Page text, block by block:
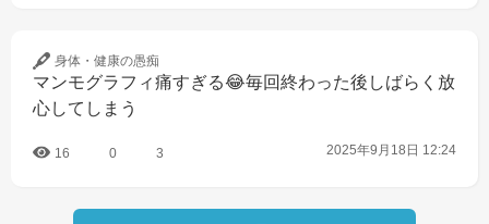
身体・健康の愚痴
マンモグラフィ痛すぎる😂毎回終わった後しばらく放
心してしまう
16 0 3 2025年9月18日 12:24